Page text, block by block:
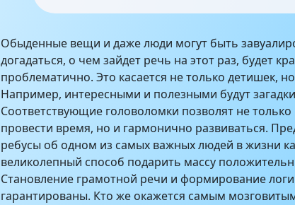
Обыденные вещи и даже люди могут быть
догадаться, о чем зайдет речь на этот раз, будет
проблематично. Это касается не только детишек,
Например, интересными и полезными будут
Соответствующие головоломки позволят не
провести время, но и гармонично развиваться.
ребусы об одном из самых важных людей в жизни
великолепный способ подарить массу
Становление грамотной речи и формирование
гарантированы. Кто же окажется самым